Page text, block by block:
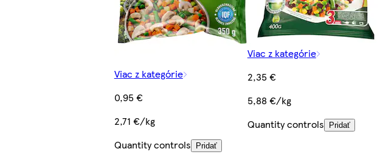
Viac z kategórie
0,95 €
2,71 €/kg
Quantity controls
Pridať
Viac z kategórie
2,35 €
5,88 €/kg
Quantity controls
Pridať